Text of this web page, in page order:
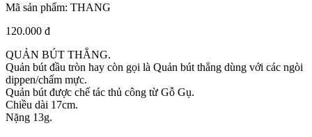
Mã sản phẩm: THANG
120.000 đ
QUẢN BÚT THẲNG.
Quản bút đầu tròn hay còn gọi là Quản bút thẳng dùng với các ngòi
dippen/chấm mực.
Quản bút được chế tác thủ công từ Gỗ Gụ.
Chiều dài 17cm.
Nặng 13g.